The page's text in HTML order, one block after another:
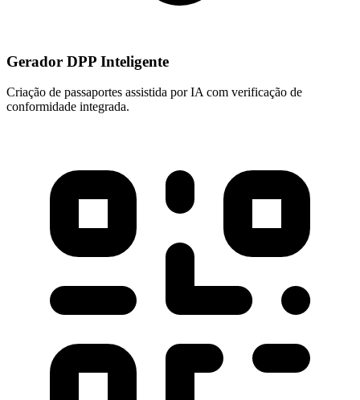
Gerador DPP Inteligente
Criação de passaportes assistida por IA com verificação de
conformidade integrada.